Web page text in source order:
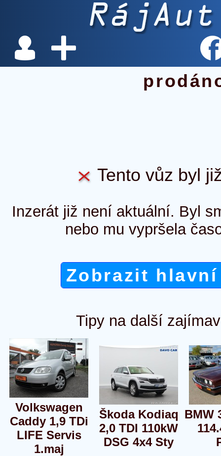
Tento vůz byl
Inzerát již není aktuální. Byl
nebo mu vypršela
Zobrazit
Tipy na další
Volkswagen
Caddy 1,9 TDi
LIFE Servis
1.maj
Škoda Kodiaq
2,0 TDI 110kW
DSG 4x4 Sty
BMW